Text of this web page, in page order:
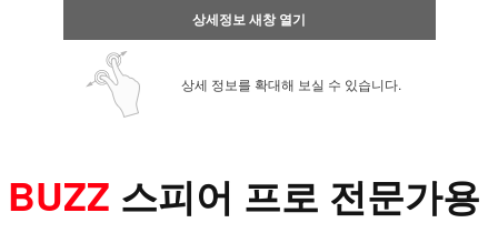
상세정보 새창 열기
상세 정보를 확대해 보실 수 있습니다.
BUZZ 스피어 프로 전문가용